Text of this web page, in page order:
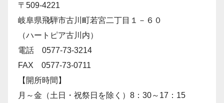
〒509-4221
岐阜県飛騨市古川町若宮二丁目１－６０
（ハートピア古川内）
電話 0577-73-3214
FAX 0577-73-0711
【開所時間】
月～金（土日・祝祭日を除く）8：30～17：15